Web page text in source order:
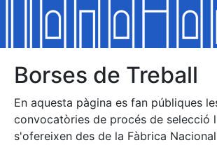
Mostra/Amaga
Mostra/Amaga
Mostra/Amaga
Borses de Treball
En aquesta pàgina es fan públiques
convocatòries de procés de selecció
s'ofereixen des de la Fàbrica